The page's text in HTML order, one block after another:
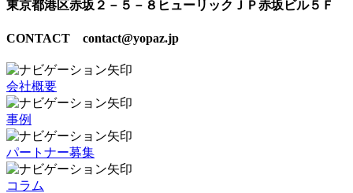
東京都港区赤坂２－５－８ヒューリックＪＰ赤坂ビル５Ｆ
CONTACT contact@yopaz.jp
会社概要
事例
パートナー募集
コラム